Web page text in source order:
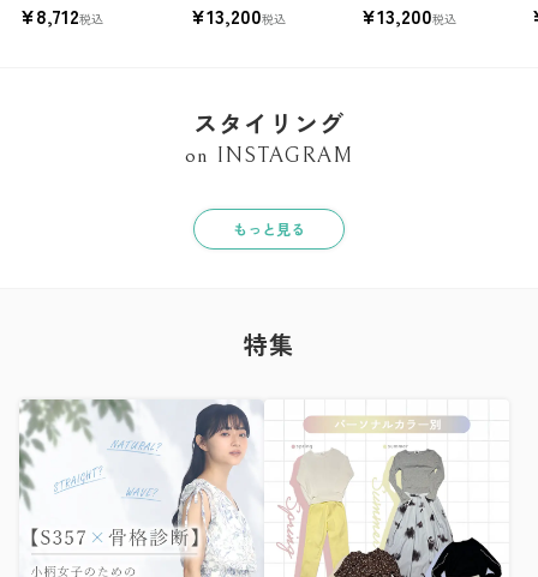
¥8,712税込 ¥13,200税込 ¥13,200税込
スタイリング
on INSTAGRAM
もっと見る
特集